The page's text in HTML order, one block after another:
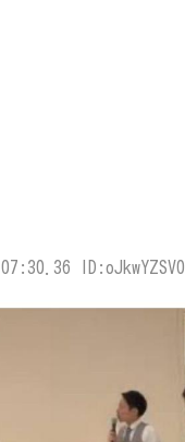
ID:oJkwYZSV0